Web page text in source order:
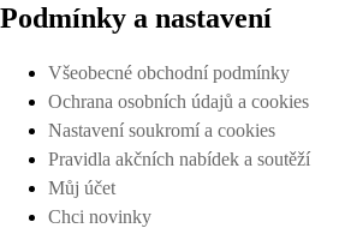
Podmínky a nastavení
Všeobecné obchodní podmínky
Ochrana osobních údajů a cookies
Nastavení soukromí a cookies
Pravidla akčních nabídek a soutěží
Můj účet
Chci novinky